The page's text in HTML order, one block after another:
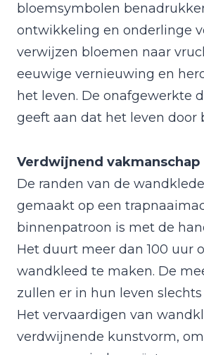
bloemsymbolen
ontwikkeling en onderlinge
verwijzen bloemen naar
eeuwige vernieuwing en
het leven. De onafgewerkte
geeft aan dat het leven door
Verdwijnend vakmanschap
De randen van de
gemaakt op een
binnenpatroon is met de
Het duurt meer dan 100 uur
wandkleed te maken. De
zullen er in hun leven
Het vervaardigen van
verdwijnende kunstvorm,